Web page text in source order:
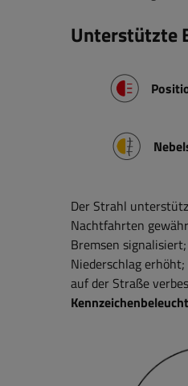
Unterstützte
Der Strahl
Nachtfahrten
Bremsen signalisiert;
Niederschlag erhöht;
auf der Straße